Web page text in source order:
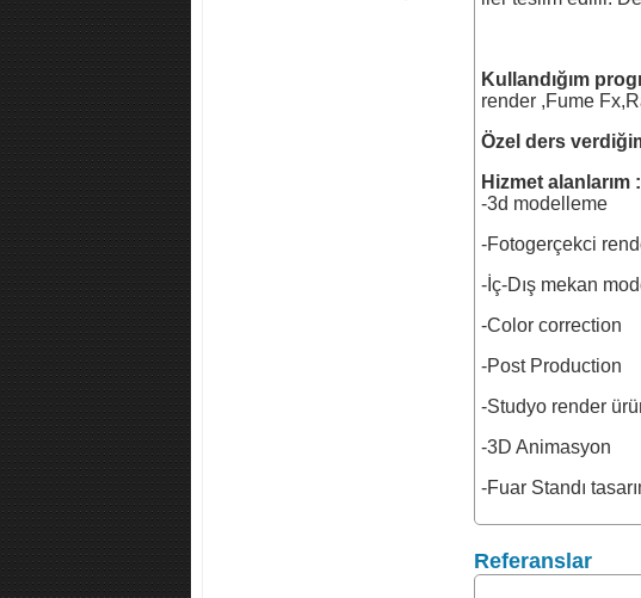
Kullandığım
render ,Fume
Özel ders
Hizmet alanlarım :
-3d modelleme
-Fotogerçekci
-İç-Dış mekan
-Color correction
-Post Production
-Studyo render
-3D Animasyon
-Fuar Standı
Referanslar